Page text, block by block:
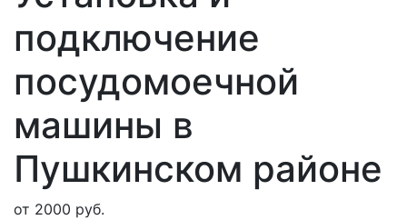
подключение
посудомоечной
машины в
Пушкинском районе
от 2000 руб.